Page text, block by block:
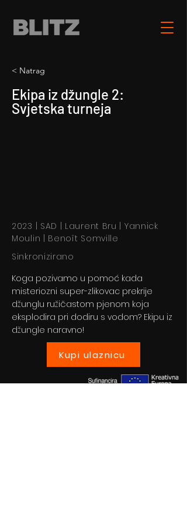
< Natrag
Ekipa iz džungle 2:
Svjetska turneja
2023 | SAD | Laurent Bru | Yannick
Moulin | Benoît Somville
Sinkronizirano
Koga pozivamo u pomoć kada
misteriozni super-zlikovac prekrije
džunglu ružičastom pjenom koja
eksplodira pri dodiru s vodom? Ekipu iz
džungle naravno!
Kupi ulaznicu